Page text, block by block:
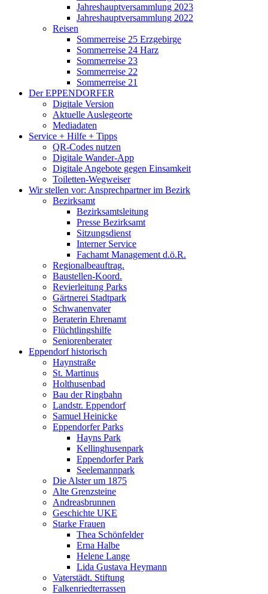
Jahreshauptversammlung 2023
Jahreshauptversammlung 2022
Reisen
Sommerreise 25 Erzgebirge
Sommerreise 24 Harz
Sommerreise 23
Sommerreise 22
Sommerreise 21
Der EPPENDORFER
Digitale Version
Aktuelle Auslegeorte
Mediadaten
Service + Hilfe + Tipps
QR-Codes nutzen
Digitale Wander-App
Digitale Angebote gegen Einsamkeit
Toiletten-Wegweiser
Wir stellen vor: Ansprechpartner im Bezirk
Bezirksamt
Bezirksamtsleitung
Presse Bezirksamt
Sitzungsdienst
Interner Service
Fachamt Management d.ö.R.
Regionalbeauftrag.
Baustellen-Koord.
Revierleitung Parks
Gärtnerei Stadtpark
Schwanenvater
Beraterin Ehrenamt
Flüchtlingshilfe
Seniorenberater
Eppendorf historisch
Haynstraße
St. Martinus
Holthusenbad
Bau der Ringbahn
Landstr. Eppendorf
Samuel Heinicke
Eppendorfer Parks
Hayns Park
Kellinghusenpark
Eppendorfer Park
Seelemannpark
Die Alster um 1875
Alte Grenzsteine
Andreasbrunnen
Geschichte UKE
Starke Frauen
Thea Schönfelder
Erna Halbe
Helene Lange
Lida Gustava Heymann
Vaterstädt. Stiftung
Falkenriedterrassen